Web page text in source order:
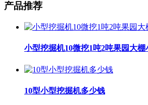
产品推荐
小型挖掘机10微挖1吨2吨果园大棚
10型小型挖掘机多少钱